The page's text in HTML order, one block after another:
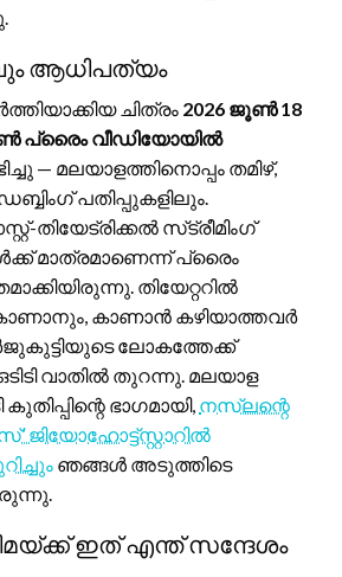
ആധിപത്യം
ചിത്രം 2026 ജൂൺ 18
വീഡിയോയിൽ
— മലയാളത്തിനൊപ്പം തമിഴ്,
പതിപ്പുകളിലും.
തിയേട്രിക്കൽ സ്‌ട്രീമിംഗ്
മാത്രമാണെന്ന് പ്രൈം
തിയേറ്ററിൽ
കാണാൻ കഴിയാത്തവർ
ലോകത്തേക്ക്
വാതിൽ തുറന്നു. മലയാള
ഭാഗമായി, നസ്‌ലന്റെ
ജിയോഹോട്ട്‌സ്റ്റാറിൽ
ഞങ്ങൾ അടുത്തിടെ
ഇത് എന്ത് സന്ദേശം